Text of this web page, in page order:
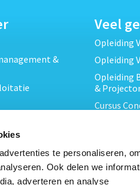
te personaliseren,
Ook delen we
adverteren en analyse
&
Inspectie
Veel
Opleiding
Opleiding
Opleiding
&
Cursus
Cursus
Opleiding